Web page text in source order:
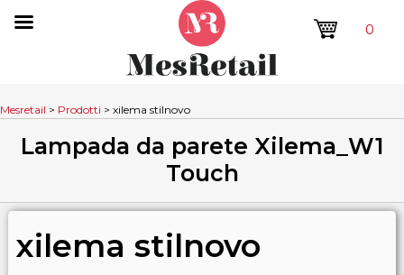
0
Mesretail > Prodotti > xilema stilnovo
Lampada da parete Xilema_W1
Touch
xilema stilnovo